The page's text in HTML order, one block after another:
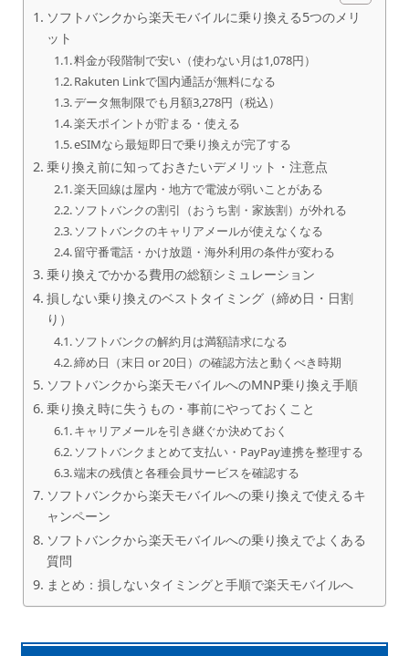
ソフトバンクから楽天モバイルに乗り換える5つのメリ
ット
料金が段階制で安い（使わない月は1,078円）
Rakuten Linkで国内通話が無料になる
データ無制限でも月額3,278円（税込）
楽天ポイントが貯まる・使える
eSIMなら最短即日で乗り換えが完了する
乗り換え前に知っておきたいデメリット・注意点
楽天回線は屋内・地方で電波が弱いことがある
ソフトバンクの割引（おうち割・家族割）が外れる
ソフトバンクのキャリアメールが使えなくなる
留守番電話・かけ放題・海外利用の条件が変わる
乗り換えでかかる費用の総額シミュレーション
損しない乗り換えのベストタイミング（締め日・日割
り）
ソフトバンクの解約月は満額請求になる
締め日（末日 or 20日）の確認方法と動くべき時期
ソフトバンクから楽天モバイルへのMNP乗り換え手順
乗り換え時に失うもの・事前にやっておくこと
キャリアメールを引き継ぐか決めておく
ソフトバンクまとめて支払い・PayPay連携を整理する
端末の残債と各種会員サービスを確認する
ソフトバンクから楽天モバイルへの乗り換えで使えるキ
ャンペーン
ソフトバンクから楽天モバイルへの乗り換えでよくある
質問
まとめ：損しないタイミングと手順で楽天モバイルへ